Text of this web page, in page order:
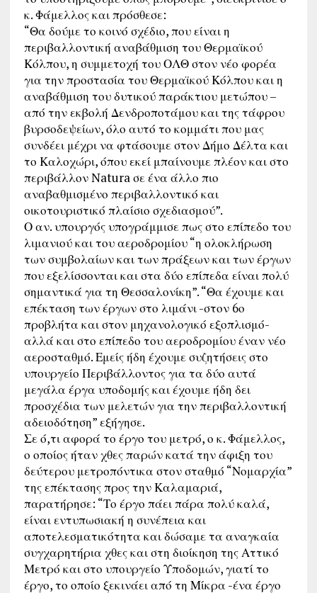
κ. Φάμελλος και πρόσθεσε:
“Θα δούμε το κοινό σχέδιο, που είναι η
περιβαλλοντική αναβάθμιση του Θερμαϊκού
Κόλπου, η συμμετοχή του ΟΛΘ στον νέο φορέα
για την προστασία του Θερμαϊκού Κόλπου και η
αναβάθμιση του δυτικού παράκτιου μετώπου –
από την εκβολή Δενδροποτάμου και της τάφρου
βυρσοδεψείων, όλο αυτό το κομμάτι που μας
συνδέει μέχρι να φτάσουμε στον Δήμο Δέλτα και
το Καλοχώρι, όπου εκεί μπαίνουμε πλέον και στο
περιβάλλον Natura σε ένα άλλο πιο
αναβαθμισμένο περιβαλλοντικό και
οικοτουριστικό πλαίσιο σχεδιασμού”.
Ο αν. υπουργός υπογράμμισε πως στο επίπεδο του
λιμανιού και του αεροδρομίου “η ολοκλήρωση
των συμβολαίων και των πράξεων και των έργων
που εξελίσσονται και στα δύο επίπεδα είναι πολύ
σημαντικά για τη Θεσσαλονίκη”. “Θα έχουμε και
επέκταση των έργων στο λιμάνι -στον 6ο
προβλήτα και στον μηχανολογικό εξοπλισμό-
αλλά και στο επίπεδο του αεροδρομίου έναν νέο
αεροσταθμό. Εμείς ήδη έχουμε συζητήσεις στο
υπουργείο Περιβάλλοντος για τα δύο αυτά
μεγάλα έργα υποδομής και έχουμε ήδη δει
προσχέδια των μελετών για την περιβαλλοντική
αδειοδότηση” εξήγησε.
Σε ό,τι αφορά το έργο του μετρό, ο κ. Φάμελλος,
ο οποίος ήταν χθες παρών κατά την άφιξη του
δεύτερου μετροπόντικα στον σταθμό “Νομαρχία”
της επέκτασης προς την Καλαμαριά,
παρατήρησε: “Το έργο πάει πάρα πολύ καλά,
είναι εντυπωσιακή η συνέπεια και
αποτελεσματικότητα και δώσαμε τα αναγκαία
συγχαρητήρια χθες και στη διοίκηση της Αττικό
Μετρό και στο υπουργείο Υποδομών, γιατί το
έργο, το οποίο ξεκινάει από τη Μίκρα -ένα έργο